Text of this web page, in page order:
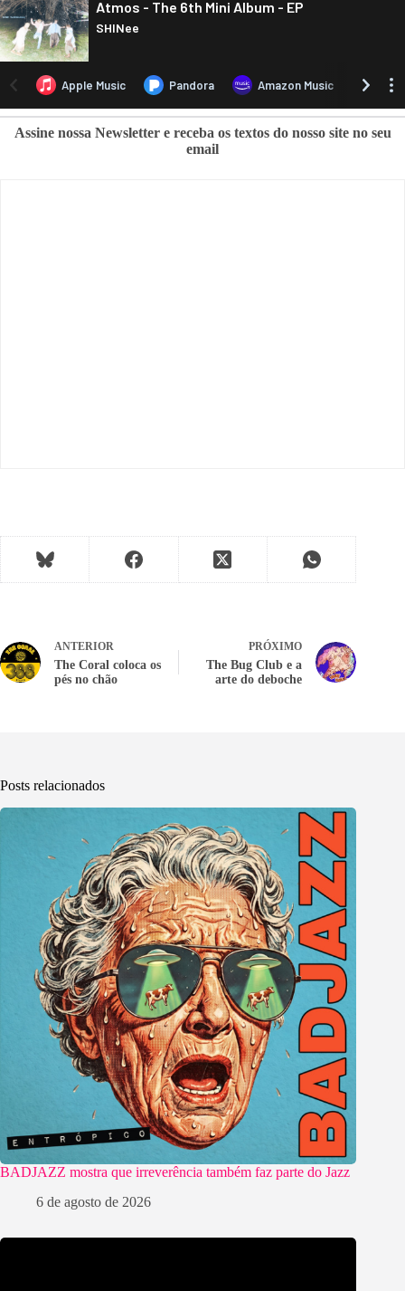
Assine nossa Newsletter e receba os textos do nosso site no seu
email
ANTERIOR
The Coral coloca os
pés no chão
PRÓXIMO
The Bug Club e a
arte do deboche
Posts relacionados
BADJAZZ mostra que irreverência também faz parte do Jazz
6 de agosto de 2026